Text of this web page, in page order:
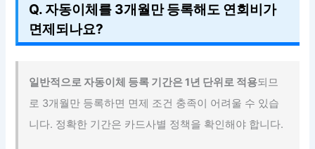
Q. 자동이체를 3개월만 등록해도 연회비가
면제되나요?
일반적으로 자동이체 등록 기간은 1년 단위로 적용되므
로 3개월만 등록하면 면제 조건 충족이 어려울 수 있습
니다. 정확한 기간은 카드사별 정책을 확인해야 합니다.